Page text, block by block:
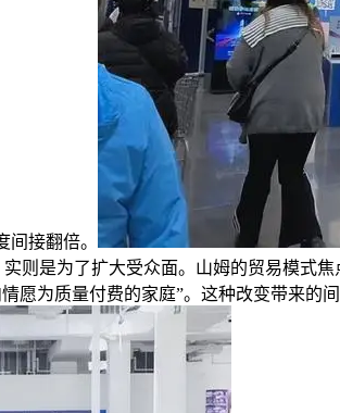
接翻倍。
则是为了扩大受众面。山姆的贸易模式
愿为质量付费的家庭”。这种改变带来